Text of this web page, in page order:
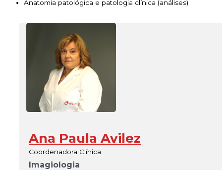
Anatomia patológica e patologia clínica (análises).
Ana Paula Avilez
Coordenadora Clínica
Imagiologia